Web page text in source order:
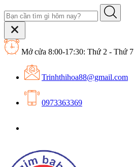
Mở cửa 8:00-17:30: Thứ 2 - Thứ 7
Trinhthihoa88@gmail.com
0973363369